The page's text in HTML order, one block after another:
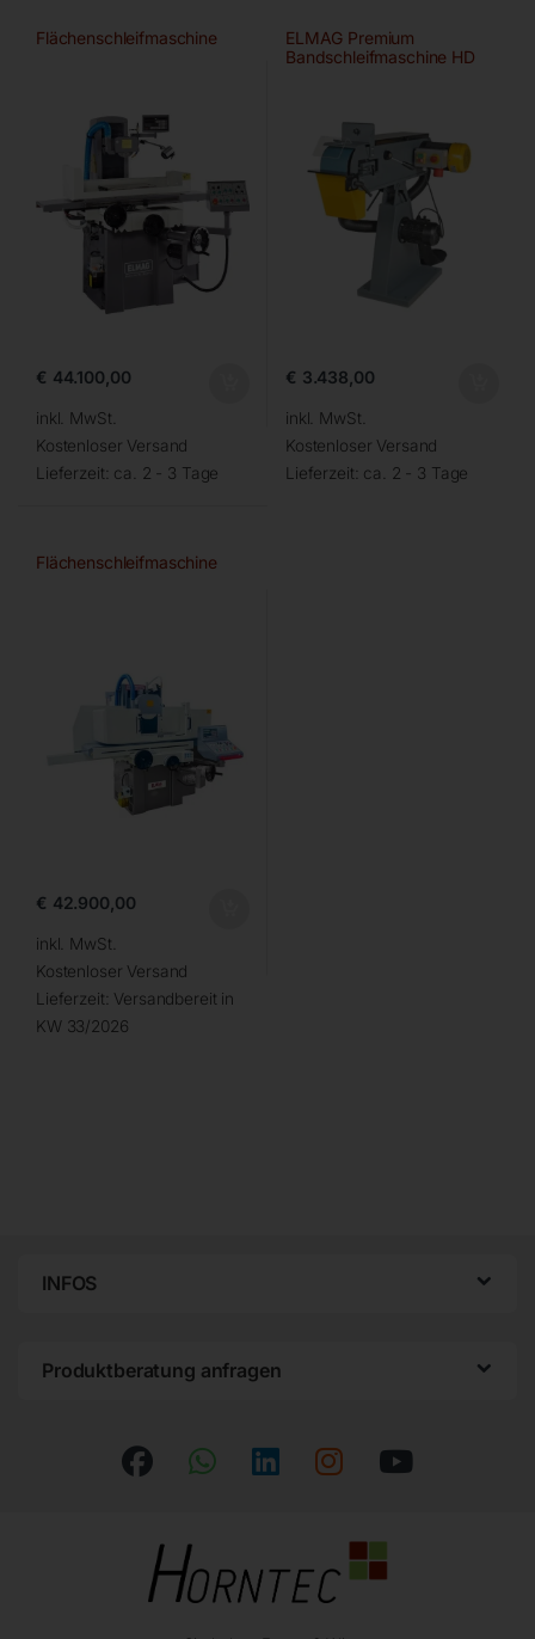
Flächenschleifmaschine
€ 44.100,00
inkl. MwSt.
Kostenloser Versand
Lieferzeit: ca. 2 - 3 Tage
ELMAG Premium
Bandschleifmaschine HD
€ 3.438,00
inkl. MwSt.
Kostenloser Versand
Lieferzeit: ca. 2 - 3 Tage
Flächenschleifmaschine
€ 42.900,00
inkl. MwSt.
Kostenloser Versand
Lieferzeit: Versandbereit in
KW 33/2026
INFOS
Produktberatung anfragen